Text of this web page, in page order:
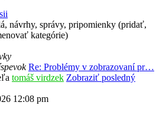
návrhy, správy, pripomienky (pridať,
kategórie)
Re: Problémy v zobrazovaní pr…
tomáš virdzek Zobraziť posledný
12:08 pm